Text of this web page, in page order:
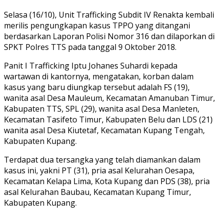
Selasa (16/10), Unit Trafficking Subdit IV Renakta kembali
merilis pengungkapan kasus TPPO yang ditangani
berdasarkan Laporan Polisi Nomor 316 dan dilaporkan di
SPKT Polres TTS pada tanggal 9 Oktober 2018.
Panit I Trafficking Iptu Johanes Suhardi kepada
wartawan di kantornya, mengatakan, korban dalam
kasus yang baru diungkap tersebut adalah FS (19),
wanita asal Desa Mauleum, Kecamatan Amanuban Timur,
Kabupaten TTS, SPL (29), wanita asal Desa Manleten,
Kecamatan Tasifeto Timur, Kabupaten Belu dan LDS (21)
wanita asal Desa Kiutetaf, Kecamatan Kupang Tengah,
Kabupaten Kupang.
Terdapat dua tersangka yang telah diamankan dalam
kasus ini, yakni PT (31), pria asal Kelurahan Oesapa,
Kecamatan Kelapa Lima, Kota Kupang dan PDS (38), pria
asal Kelurahan Baubau, Kecamatan Kupang Timur,
Kabupaten Kupang.